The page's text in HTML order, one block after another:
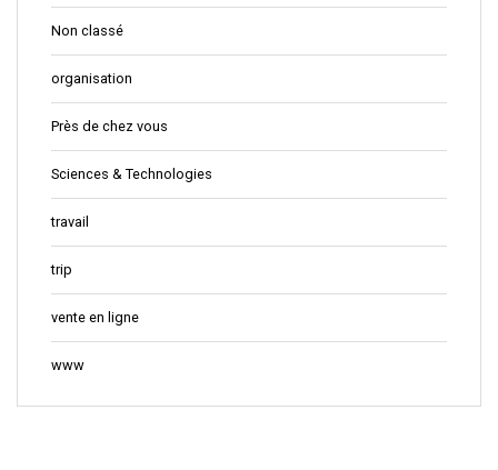
Non classé
organisation
Près de chez vous
Sciences & Technologies
travail
trip
vente en ligne
www